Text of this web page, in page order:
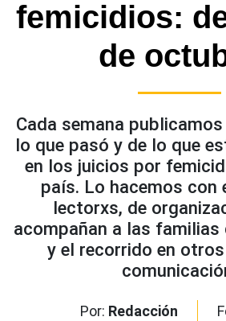
femicidios:
de
Cada semana
lo que pasó y de lo que
en los juicios por
país. Lo hacemos con
lectorxs, de
acompañan a las
y el recorrido en
Por: Redacción